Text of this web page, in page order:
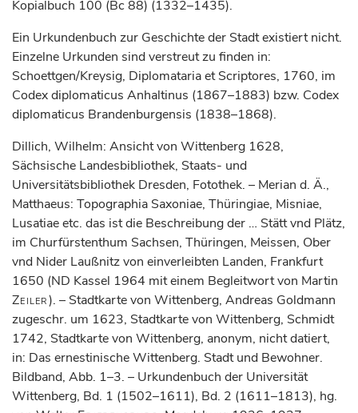
Kopialbuch 100 (Bc 88) (1332–1435).
Ein Urkundenbuch zur Geschichte der Stadt existiert nicht.
Einzelne Urkunden sind verstreut zu finden in:
Schoettgen/Kreysig, Diplomataria et Scriptores, 1760, im
Codex diplomaticus Anhaltinus (1867–1883) bzw. Codex
diplomaticus Brandenburgensis (1838–1868).
Dillich, Wilhelm: Ansicht von Wittenberg 1628,
Sächsische Landesbibliothek, Staats- und
Universitätsbibliothek Dresden, Fotothek. – Merian d. Ä.,
Matthaeus: Topographia Saxoniae, Thüringiae, Misniae,
Lusatiae etc. das ist die Beschreibung der … Stätt vnd Plätz,
im Churfürstenthum Sachsen, Thüringen, Meissen, Ober
vnd Nider Laußnitz von einverleibten Landen, Frankfurt
1650 (ND Kassel 1964 mit einem Begleitwort von Martin
Zeiler). – Stadtkarte von Wittenberg, Andreas Goldmann
zugeschr. um 1623, Stadtkarte von Wittenberg, Schmidt
1742, Stadtkarte von Wittenberg, anonym, nicht datiert,
in: Das ernestinische Wittenberg. Stadt und Bewohner.
Bildband, Abb. 1–3. – Urkundenbuch der Universität
Wittenberg, Bd. 1 (1502–1611), Bd. 2 (1611–1813), hg.